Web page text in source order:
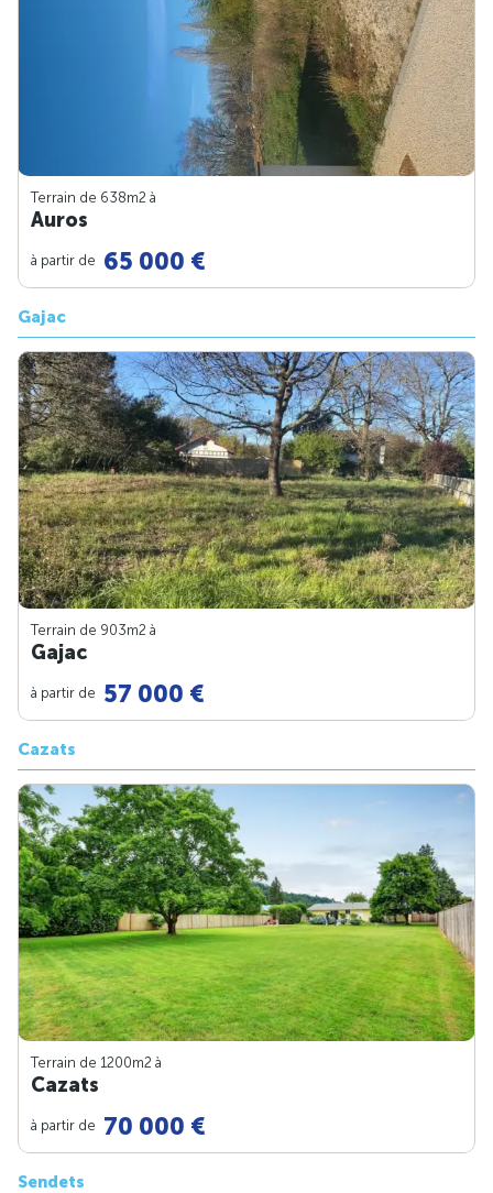
Terrain de 638m2 à
Auros
à partir de 65 000 €
Gajac
Terrain de 903m2 à
Gajac
à partir de 57 000 €
Cazats
Terrain de 1200m2 à
Cazats
à partir de 70 000 €
Sendets